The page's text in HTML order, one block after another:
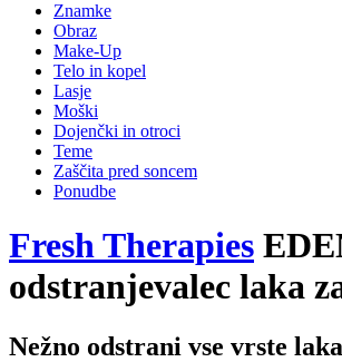
Znamke
Obraz
Make-Up
Telo in kopel
Lasje
Moški
Dojenčki in otroci
Teme
Zaščita pred soncem
Ponudbe
Fresh Therapies
odstranjevalec laka
Nežno odstrani vse vrste laka